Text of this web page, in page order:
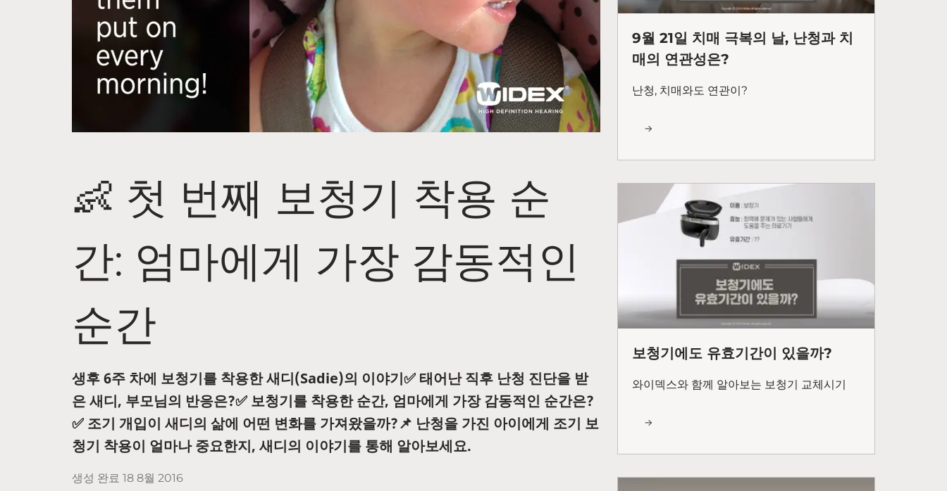
👶 첫 번째 보청기 착용 순
간: 엄마에게 가장 감동적인
순간
생후 6주 차에 보청기를 착용한 새디(Sadie)의 이야기✅ 태어난 직후 난청 진단을 받
은 새디, 부모님의 반응은?✅ 보청기를 착용한 순간, 엄마에게 가장 감동적인 순간은?
✅ 조기 개입이 새디의 삶에 어떤 변화를 가져왔을까?📌 난청을 가진 아이에게 조기 보
청기 착용이 얼마나 중요한지, 새디의 이야기를 통해 알아보세요.
생성 완료 18 8월 2016
9월 21일 치매 극복의 날, 난청과 치
매의 연관성은?
난청, 치매와도 연관이?
보청기에도 유효기간이 있을까?
와이덱스와 함께 알아보는 보청기 교체시기